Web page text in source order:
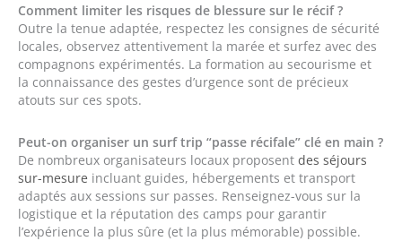
Comment limiter les risques de blessure sur le récif ?
Outre la tenue adaptée, respectez les consignes de sécurité
locales, observez attentivement la marée et surfez avec des
compagnons expérimentés. La formation au secourisme et
la connaissance des gestes d’urgence sont de précieux
atouts sur ces spots.
Peut-on organiser un surf trip “passe récifale” clé en main ?
De nombreux organisateurs locaux proposent des séjours
sur-mesure incluant guides, hébergements et transport
adaptés aux sessions sur passes. Renseignez-vous sur la
logistique et la réputation des camps pour garantir
l’expérience la plus sûre (et la plus mémorable) possible.